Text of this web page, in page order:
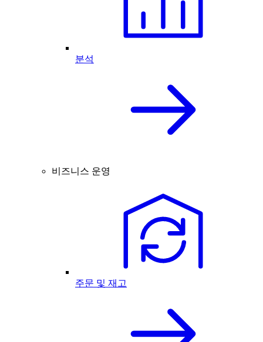
분석
비즈니스 운영
주문 및 재고